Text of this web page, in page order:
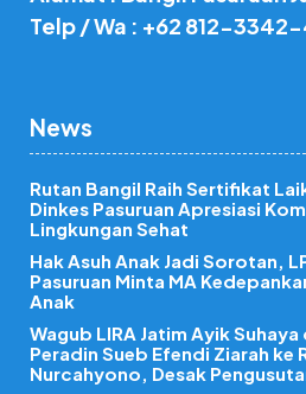
Telp / Wa : +62 812-
News
Rutan Bangil Raih Sertifikat
Dinkes Pasuruan Apresiasi
Lingkungan Sehat
Hak Asuh Anak Jadi Sorotan,
Pasuruan Minta MA
Anak
Wagub LIRA Jatim Ayik
Peradin Sueb Efendi Ziarah ke
Nurcahyono, Desak